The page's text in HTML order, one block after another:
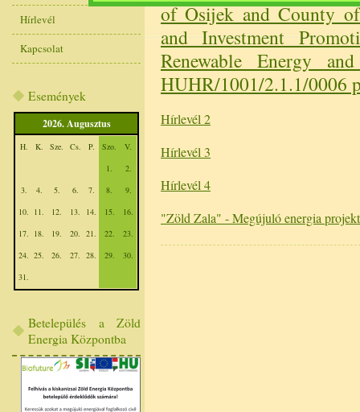
Hírlevél
Kapcsolat
Események
2026. Augusztus
H. K. Sze. Cs. P. Szo.
V.
1.
2.
3.
4. 5. 6. 7. 8.
9.
10. 11. 12. 13. 14. 15.
16.
17. 18. 19. 20. 21. 22.
23.
24. 25. 26. 27. 28. 29.
30.
31.
Betelepülés a Zöld
Energia Központba
of Osijek and County
and Investment
Renewable Energy
HUHR/1001/2.1.1/0006
Hírlevél 2
Hírlevél 3
Hírlevél 4
"Zöld Zala" - Megújuló energia